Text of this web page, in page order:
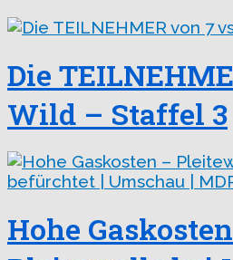
Die
Wild – Staffel 3
Hohe